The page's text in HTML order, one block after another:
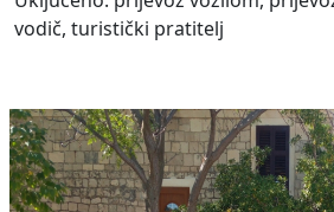
vodič, turistički pratitelj